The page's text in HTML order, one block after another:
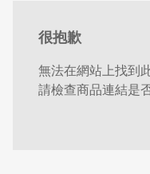
很抱歉
無法在網站上找到
請檢查商品連結是